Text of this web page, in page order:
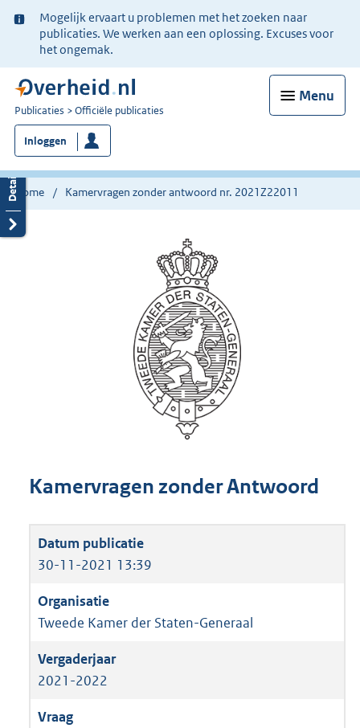
Ter
informatie:
Mogelijk ervaart u problemen met het zoeken naar
publicaties. We werken aan een oplossing. Excuses voor
het ongemak.
Menu
U
bent
nu
hier:
Publicaties Officiële publicaties
Inloggen
Home Kamervragen zonder antwoord nr. 2021Z22011
Kamervragen zonder Antwoord
30-11-2021 13:39
Tweede Kamer der Staten-Generaal
2021-2022